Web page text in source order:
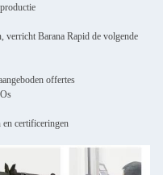
verricht Barana Rapid de volgende
offertes
en certificeringen